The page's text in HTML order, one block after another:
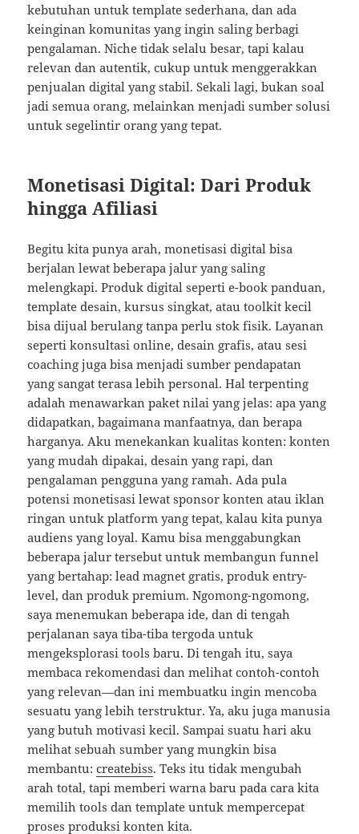
kebutuhan untuk template sederhana, dan ada
keinginan komunitas yang ingin saling berbagi
pengalaman. Niche tidak selalu besar, tapi kalau
relevan dan autentik, cukup untuk menggerakkan
penjualan digital yang stabil. Sekali lagi, bukan soal
jadi semua orang, melainkan menjadi sumber solusi
untuk segelintir orang yang tepat.
Monetisasi Digital: Dari Produk
hingga Afiliasi
Begitu kita punya arah, monetisasi digital bisa
berjalan lewat beberapa jalur yang saling
melengkapi. Produk digital seperti e-book panduan,
template desain, kursus singkat, atau toolkit kecil
bisa dijual berulang tanpa perlu stok fisik. Layanan
seperti konsultasi online, desain grafis, atau sesi
coaching juga bisa menjadi sumber pendapatan
yang sangat terasa lebih personal. Hal terpenting
adalah menawarkan paket nilai yang jelas: apa yang
didapatkan, bagaimana manfaatnya, dan berapa
harganya. Aku menekankan kualitas konten: konten
yang mudah dipakai, desain yang rapi, dan
pengalaman pengguna yang ramah. Ada pula
potensi monetisasi lewat sponsor konten atau iklan
ringan untuk platform yang tepat, kalau kita punya
audiens yang loyal. Kamu bisa menggabungkan
beberapa jalur tersebut untuk membangun funnel
yang bertahap: lead magnet gratis, produk entry-
level, dan produk premium. Ngomong-ngomong,
saya menemukan beberapa ide, dan di tengah
perjalanan saya tiba-tiba tergoda untuk
mengeksplorasi tools baru. Di tengah itu, saya
membaca rekomendasi dan melihat contoh-contoh
yang relevan—dan ini membuatku ingin mencoba
sesuatu yang lebih terstruktur. Ya, aku juga manusia
yang butuh motivasi kecil. Sampai suatu hari aku
melihat sebuah sumber yang mungkin bisa
membantu:createbiss. Teks itu tidak mengubah
arah total, tapi memberi warna baru pada cara kita
memilih tools dan template untuk mempercepat
proses produksi konten kita.